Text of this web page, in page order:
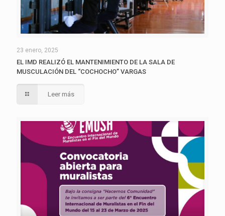
23 enero, 2025
EL IMD REALIZÓ EL MANTENIMIENTO DE LA SALA DE
MUSCULACIÓN DEL “COCHOCHO” VARGAS
Leer más